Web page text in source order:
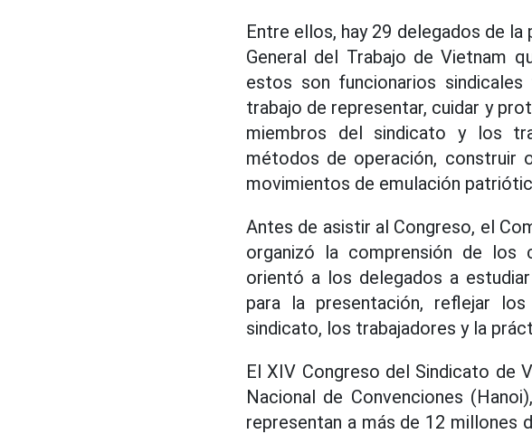
Entre ellos, hay 29 delegados de
General del Trabajo de Vietnam
estos son funcionarios
trabajo de representar, cuidar y
miembros del sindicato y los
métodos de operación, construir
movimientos de emulación
Antes de asistir al Congreso, el
organizó la comprensión de los
orientó a los delegados a
para la presentación, reflejar
sindicato, los trabajadores y la
El XIV Congreso del Sindicato de
Nacional de Convenciones
representan a más de 12 millones